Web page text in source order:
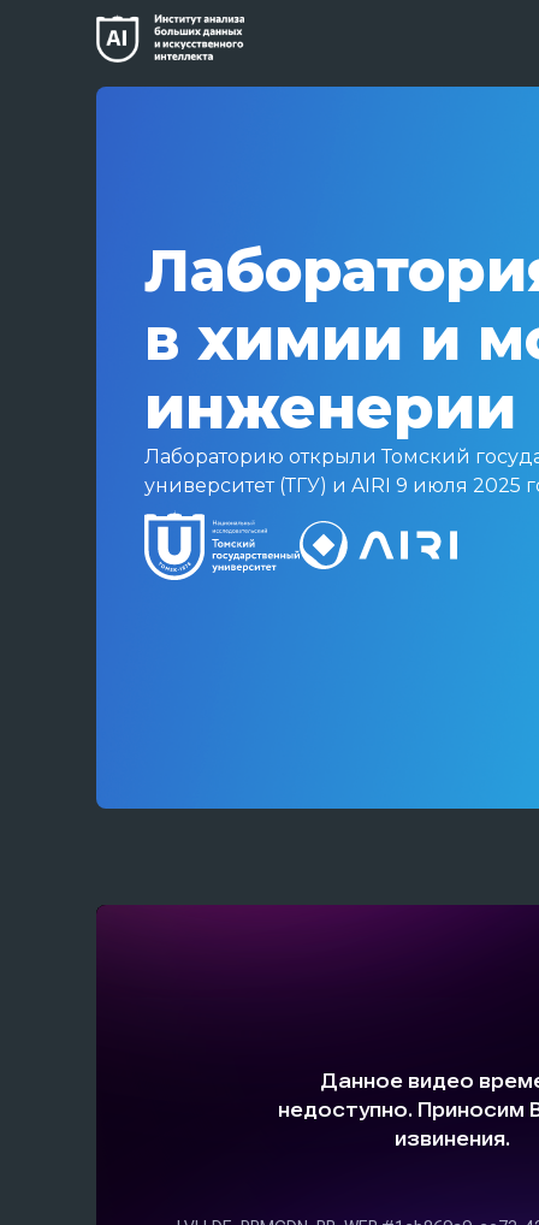
в химии и
инженерии
Лабораторию открыли Томский
университет (ТГУ) и AIRI 9 июля 2025